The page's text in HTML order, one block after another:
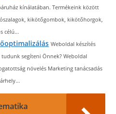
kínálatában. Termékeink között
kikötőgombok, kikötőhorgok,
célú...
Weboldal készítés
segíteni Önnek? Weboldal
növelés Marketing tanácsadás